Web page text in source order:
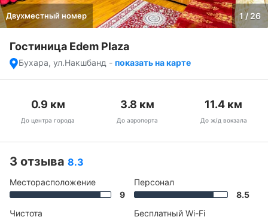
Двухместный номер 1 / 26
Гостиница Edem Plaza
Бухара, ул.Накшбанд - показать на карте
0.9 км
До центра города
3.8 км
До аэропорта
11.4 км
До ж/д вокзала
3 отзыва 8.3
Месторасположение
9
Чистота
Персонал
8.5
Бесплатный Wi-Fi